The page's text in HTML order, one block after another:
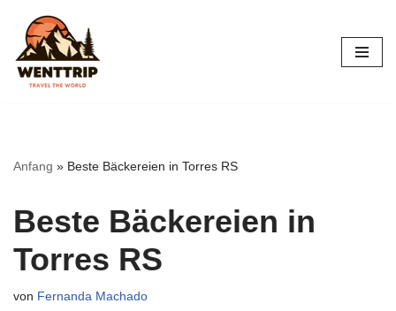
Zum
Inhalt
springen
Anfang » Beste Bäckereien in Torres RS
Beste Bäckereien in
Torres RS
von Fernanda Machado